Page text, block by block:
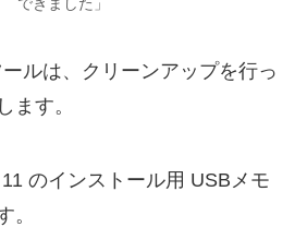
できました」
ルは、クリーンアップを行っ
ます。
のインストール用 USBメモ
。